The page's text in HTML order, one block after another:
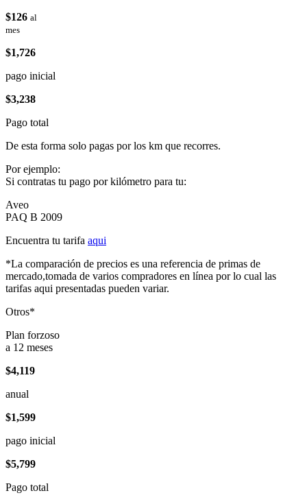
$126 al
mes
$1,726
pago inicial
$3,238
Pago total
De esta forma solo pagas por los km que recorres.
Por ejemplo:
Si contratas tu pago por kilómetro para tu:
Aveo
PAQ B 2009
Encuentra tu tarifa aqui
*La comparación de precios es una referencia de primas de
mercado,tomada de varios compradores en línea por lo cual las
tarifas aqui presentadas pueden variar.
Otros*
Plan forzoso
a 12 meses
$4,119
anual
$1,599
pago inicial
$5,799
Pago total